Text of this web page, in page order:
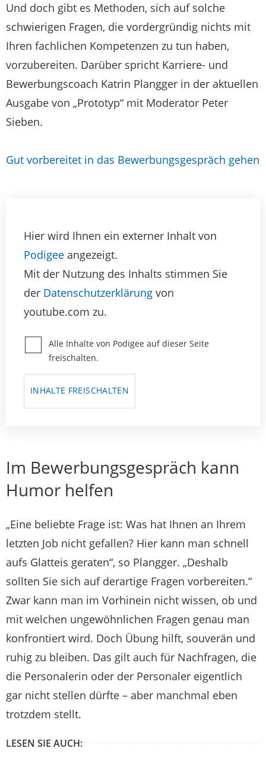
Und doch gibt es Methoden, sich auf solche
schwierigen Fragen, die vordergründig nichts mit
Ihren fachlichen Kompetenzen zu tun haben,
vorzubereiten. Darüber spricht Karriere- und
Bewerbungscoach Katrin Plangger in der aktuellen
Ausgabe von „Prototyp“ mit Moderator Peter
Sieben.
Gut vorbereitet in das Bewerbungsgespräch gehen
Hier wird Ihnen ein externer Inhalt von
Podigee angezeigt.
Mit der Nutzung des Inhalts stimmen Sie
der Datenschutzerklärung von
youtube.com zu.
Alle Inhalte von Podigee auf dieser Seite
freischalten.
INHALTE FREISCHALTEN
Im Bewerbungsgespräch kann
Humor helfen
„Eine beliebte Frage ist: Was hat Ihnen an Ihrem
letzten Job nicht gefallen? Hier kann man schnell
aufs Glatteis geraten“, so Plangger. „Deshalb
sollten Sie sich auf derartige Fragen vorbereiten.“
Zwar kann man im Vorhinein nicht wissen, ob und
mit welchen ungewöhnlichen Fragen genau man
konfrontiert wird. Doch Übung hilft, souverän und
ruhig zu bleiben. Das gilt auch für Nachfragen, die
die Personalerin oder der Personaler eigentlich
gar nicht stellen dürfte – aber manchmal eben
trotzdem stellt.
LESEN SIE AUCH: